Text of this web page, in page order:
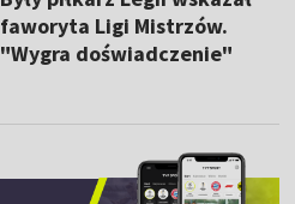
faworyta Ligi Mistrzów.
"Wygra doświadczenie"